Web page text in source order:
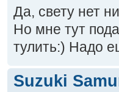
Да, свету нет
Но мне тут
тулить:) Надо
Suzuki